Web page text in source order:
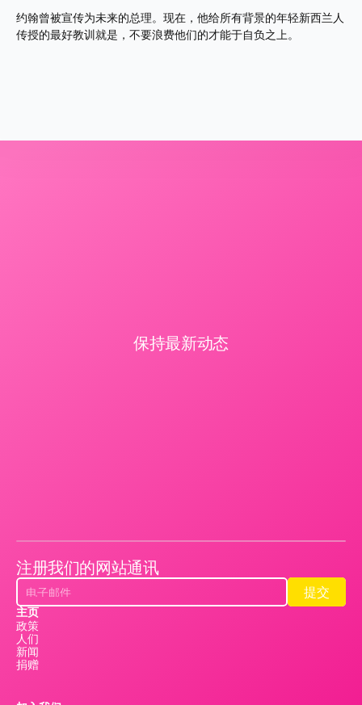
约翰曾被宣传为未来的总理。现在，他给所有背景的年轻新西兰人
传授的最好教训就是，不要浪费他们的才能于自负之上。
保持最新动态
注册我们的网站通讯
提交
提交
主页
政策
人们
新闻
捐赠